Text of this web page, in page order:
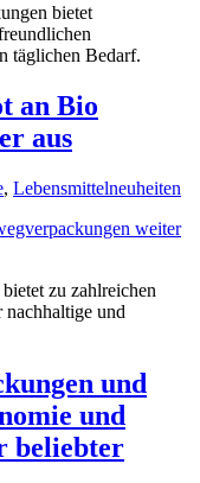
bietet
täglichen Bedarf.
an Bio
aus
, Lebensmittelneuheiten
zu zahlreichen
und
und
und
beliebter